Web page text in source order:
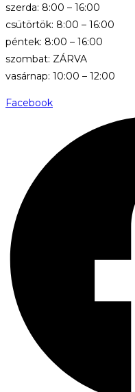
szerda: 8:00 – 16:00
csütörtök: 8:00 – 16:00
péntek: 8:00 – 16:00
szombat: ZÁRVA
vasárnap: 10:00 – 12:00
Facebook